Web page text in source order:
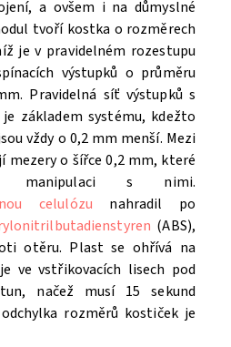
a ovšem i na důmyslné
tvoří kostka o rozměrech
je v pravidelném rozestupu
výstupků o průměru
Pravidelná síť výstupků s
základem systému, kdežto
vždy o 0,2 mm menší. Mezi
mezery o šířce 0,2 mm, které
manipulaci s nimi.
celulózu nahradil po
(ABS),
otěru. Plast se ohřívá na
ve vstřikovacích lisech pod
načež musí 15 sekund
rozměrů kostiček je